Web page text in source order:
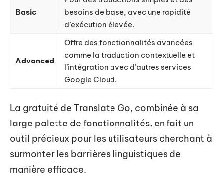
Basic
besoins de base, avec une rapidité
d’exécution élevée.
Advanced
Offre des fonctionnalités avancées
comme la traduction contextuelle et
l’intégration avec d’autres services
Google Cloud.
La gratuité de Translate Go, combinée à sa
large palette de fonctionnalités, en fait un
outil précieux pour les utilisateurs cherchant à
surmonter les barrières linguistiques de
manière efficace.